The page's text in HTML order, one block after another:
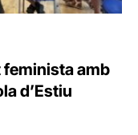
feminista amb
d’Estiu